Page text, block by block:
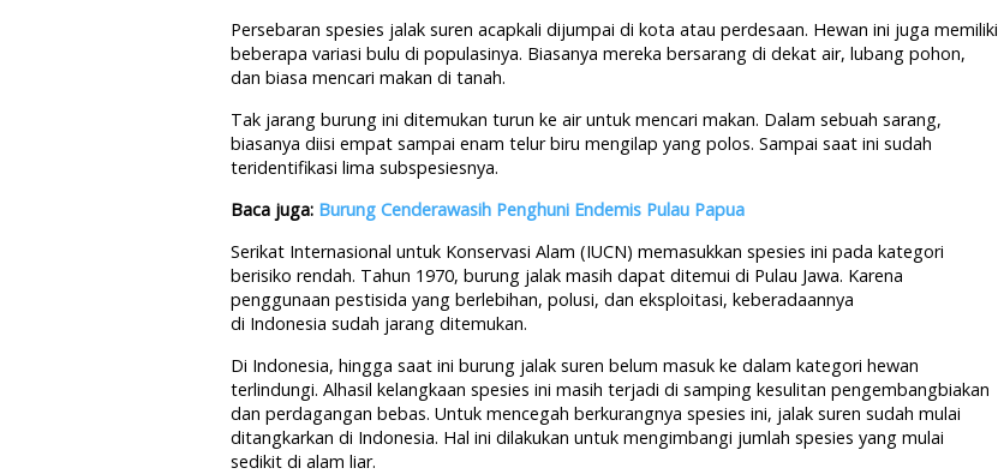
Persebaran spesies jalak suren acapkali dijumpai di kota atau perdesaan. Hewan ini juga memiliki
beberapa variasi bulu di populasinya. Biasanya mereka bersarang di dekat air, lubang pohon,
dan biasa mencari makan di tanah.
Tak jarang burung ini ditemukan turun ke air untuk mencari makan. Dalam sebuah sarang,
biasanya diisi empat sampai enam telur biru mengilap yang polos. Sampai saat ini sudah
teridentifikasi lima subspesiesnya.
Baca juga: Burung Cenderawasih Penghuni Endemis Pulau Papua
Serikat Internasional untuk Konservasi Alam (IUCN) memasukkan spesies ini pada kategori
berisiko rendah. Tahun 1970, burung jalak masih dapat ditemui di Pulau Jawa. Karena
penggunaan pestisida yang berlebihan, polusi, dan eksploitasi, keberadaannya
di Indonesia sudah jarang ditemukan.
Di Indonesia, hingga saat ini burung jalak suren belum masuk ke dalam kategori hewan
terlindungi. Alhasil kelangkaan spesies ini masih terjadi di samping kesulitan pengembangbiakan
dan perdagangan bebas. Untuk mencegah berkurangnya spesies ini, jalak suren sudah mulai
ditangkarkan di Indonesia. Hal ini dilakukan untuk mengimbangi jumlah spesies yang mulai
sedikit di alam liar.